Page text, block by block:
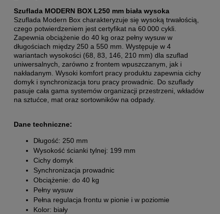
Szuflada MODERN BOX L250 mm biała wysoka
Szuflada Modern Box charakteryzuje się wysoką trwałością,
czego potwierdzeniem jest certyfikat na 60 000 cykli.
Zapewnia obciążenie do 40 kg oraz pełny wysuw w
długościach między 250 a 550 mm. Występuje w 4
wariantach wysokości (68, 83, 146, 210 mm) dla szuflad
uniwersalnych, zarówno z frontem wpuszczanym, jak i
nakładanym. Wysoki komfort pracy produktu zapewnia cichy
domyk i synchronizacja toru pracy prowadnic. Do szuflady
pasuje cała gama systemów organizacji przestrzeni, wkładów
na sztućce, mat oraz sortowników na odpady.
Dane techniczne:
Długość: 250 mm
Wysokość ścianki tylnej: 199 mm
Cichy domyk
Synchronizacja prowadnic
Obciążenie: do 40 kg
Pełny wysuw
Pełna regulacja frontu w pionie i w poziomie
Kolor: biały